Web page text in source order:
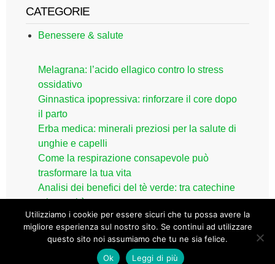
CATEGORIE
Benessere & salute
Melagrana: l’acido ellagico contro lo stress
ossidativo
Ginnastica ipopressiva: rinforzare il core dopo
il parto
Erba medica: minerali preziosi per la salute di
unghie e capelli
Come la respirazione consapevole può
trasformare la tua vita
Analisi dei benefici del tè verde: tra catechine
e longevità
2026 © 2017 - Tutti i diritti riservati. |Privacy policy |
Utilizziamo i cookie per essere sicuri che tu possa avere la
migliore esperienza sul nostro sito. Se continui ad utilizzare
questo sito noi assumiamo che tu ne sia felice.
Ok
Leggi di più